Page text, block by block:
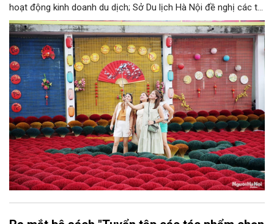
hoạt động kinh doanh du dịch; Sở Du lịch Hà Nội đề nghị các tổ
chức, đơn vị, doanh nghiệp kinh doanh dịch vụ lữ hành trên địa
bàn thành phố thực hiện một số nội dung quan trọng. Qua đó
góp phần thực hiện thắng lợi các mục tiêu phát triển du lịch Hà
Nội năm 2026 và giai đoạn tiếp theo.